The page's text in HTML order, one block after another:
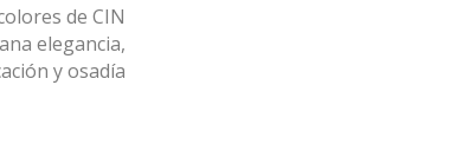
de CIN
elegancia,
y osadía